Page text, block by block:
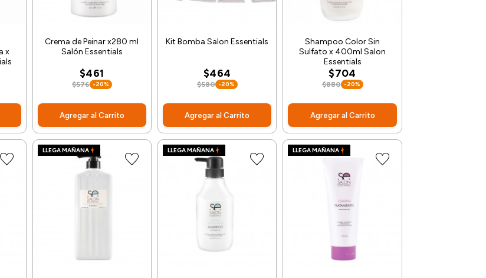
x
Crema de Peinar x280 ml
Salón Essentials
$461
$576 -20%
Agregar al Carrito
Kit Bomba Salon Essentials
$464
$580 -20%
Agregar al Carrito
Shampoo Color Sin
Sulfato x 400ml Salon
Essentials
$704
$880 -20%
Agregar al Carrito
LLEGA MAÑANA LLEGA MAÑANA LLEGA MAÑANA